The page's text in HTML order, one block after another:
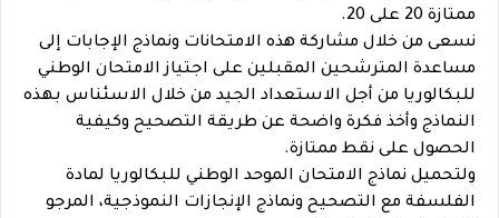
ممتازة 20 على 20.
نسعى من خلال مشاركة هذه الامتحانات ونماذج الإجابات إلى
مساعدة المترشحين المقبلين على اجتياز الامتحان الوطني
للبكالوريا من أجل الاستعداد الجيد من خلال الاسئناس بهذه
النماذج وأخذ فكرة واضحة عن طريقة التصحيح وكيفية
الحصول على نقط ممتازة.
ولتحميل نماذج الامتحان الموحد الوطني للبكالوريا لمادة
الفلسفة مع التصحيح ونماذج الإنجازات النموذجية، المرجو